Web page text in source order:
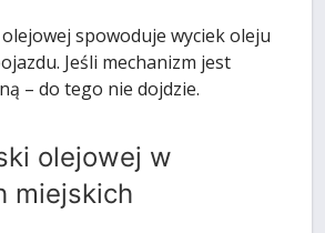
spowoduje wyciek oleju
Jeśli mechanizm jest
– do tego nie dojdzie.
olejowej w
miejskich